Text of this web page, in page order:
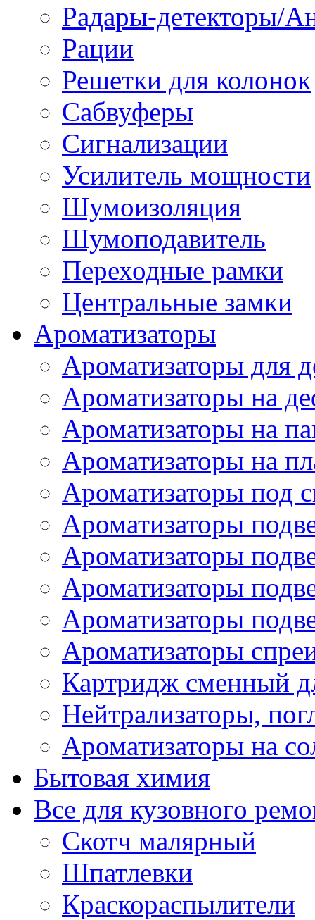
Радары-детекторы/
Рации
Решетки для колонок
Сабвуферы
Сигнализации
Усилитель мощности
Шумоизоляция
Шумоподавитель
Переходные рамки
Центральные замки
Ароматизаторы
Ароматизаторы для
Ароматизаторы на
Ароматизаторы на
Ароматизаторы на
Ароматизаторы под
Ароматизаторы
Ароматизаторы
Ароматизаторы
Ароматизаторы
Ароматизаторы
Картридж сменный
Нейтрализаторы,
Ароматизаторы на
Бытовая химия
Все для кузовного
Скотч малярный
Шпатлевки
Краскораспылители